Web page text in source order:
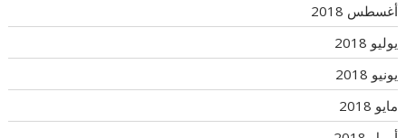
أغسطس 2018
يوليو 2018
يونيو 2018
مايو 2018